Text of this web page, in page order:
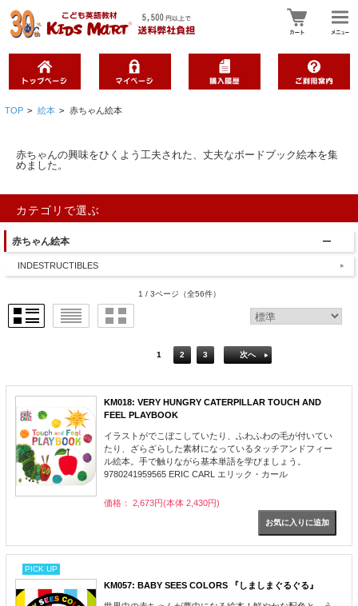
TOP > 絵本 > 赤ちゃん絵本
赤ちゃんの興味をひくよう工夫された、丈夫なボードブック絵本を集
めました。
カテゴリで選ぶ
赤ちゃん絵本
INDESTRUCTIBLES
1 / 3ページ （全56件）
1 2 3 次へ
KM018: VERY HUNGRY CATERPILLAR TOUCH AND
FEEL PLAYBOOK
イラストがでこぼこしていたり、ふわふわの毛が付いてい
たり、ざらざらした素材になっているタッチアンドフィー
ル絵本。手で触りながら基本単語を学びましょう。
9780241959565 ERIC CARL エリック・カール
価格： 2,673円(本体 2,430円)
PICK UP
KM057: BABY SEES COLORS 『しましまぐるぐる』